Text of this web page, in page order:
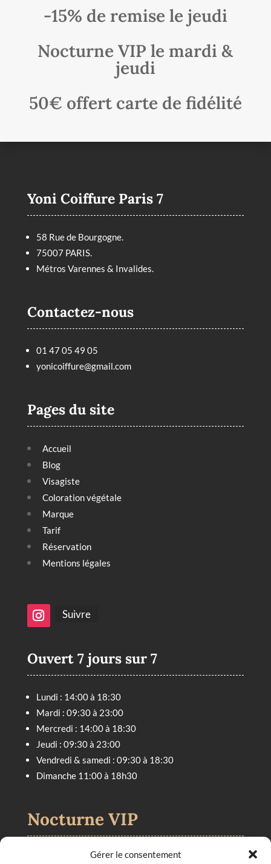
Gérer le consentement
-15% de remise le jeudi
Nocturne VIP le mardi &
jeudi
50€ offert carte de fidélité
Yoni Coiffure Paris 7
58 Rue de Bourgogne.
75007 PARIS.
Métros Varennes & Invalides.
Contactez-nous
01 47 05 49 05
yonicoiffure@gmail.com
Pages du site
Accueil
Blog
Visagiste
Coloration végétale
Marque
Tarif
Réservation
Mentions légales
Suivre
Ouvert 7 jours sur 7
Lundi : 14:00 à 18:30
Mardi : 09:30 à 23:00
Mercredi : 14:00 à 18:30
Jeudi : 09:30 à 23:00
Vendredi & samedi : 09:30 à 18:30
Dimanche 11:00 à 18h30
Nocturne VIP
Mardi & jeudi jusqu’à 23h00.